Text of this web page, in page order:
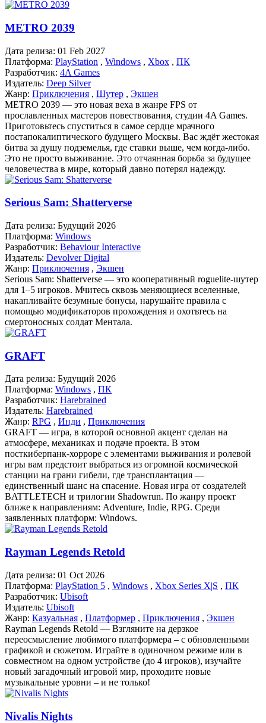
METRO 2039
Дата релиза: 01 Feb 2027
Платформа: PlayStation , Windows , Xbox , ПК
Разработчик: 4A Games
Издатель: Deep Silver
Жанр: Приключения , Шутер , Экшен
METRO 2039 — это новая веха в жанре FPS от
прославленных мастеров повествования, студии 4A Games.
Приготовьтесь спуститься в самое сердце мрачного
постапокалиптического будущего Москвы. Вас ждёт жестокая
битва за душу подземелья, где ставки выше, чем когда-либо.
Это не просто выживание. Это отчаянная борьба за будущее
человечества в мире, который давно потерял надежду.
Serious Sam: Shatterverse
Дата релиза: Будущий 2026
Платформа: Windows
Разработчик: Behaviour Interactive
Издатель: Devolver Digital
Жанр: Приключения , Экшен
Serious Sam: Shatterverse — это кооперативный roguelite-шутер
для 1–5 игроков. Мчитесь сквозь меняющиеся вселенные,
накапливайте безумные бонусы, нарушайте правила с
помощью модификаторов прохождения и охотьтесь на
смертоносных солдат Ментала.
GRAFT
Дата релиза: Будущий 2026
Платформа: Windows , ПК
Разработчик: Harebrained
Издатель: Harebrained
Жанр: RPG , Инди , Приключения
GRAFT — игра, в которой основной акцент сделан на
атмосфере, механиках и подаче проекта. В этом
посткиберпанк-хорроре с элементами выживания и ролевой
игры вам предстоит выбраться из огромной космической
станции на грани гибели, где трансплантация —
единственный шанс на спасение. Новая игра от создателей
BATTLETECH и трилогии Shadowrun. По жанру проект
ближе к направлениям: Adventure, Indie, RPG. Среди
заявленных платформ: Windows.
Rayman Legends Retold
Дата релиза: 01 Oct 2026
Платформа: PlayStation 5 , Windows , Xbox Series X|S , ПК
Разработчик: Ubisoft
Издатель: Ubisoft
Жанр: Казуальная , Платформер , Приключения , Экшен
Rayman Legends Retold — Взгляните на дерзкое
переосмысление любимого платформера – с обновленными
графикой и сюжетом. Играйте в одиночном режиме или в
совместном на одном устройстве (до 4 игроков), изучайте
новый загадочный игровой мир, проходите новые
музыкальные уровни – и не только!
Nivalis Nights